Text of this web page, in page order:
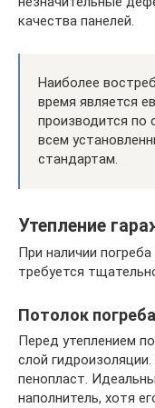
качества панелей.
Наиболее
время является
производится по
всем
стандартам.
Утепление
При наличии
требуется
Потолок погреба
Перед утеплением
слой
пенопласт.
наполнитель, хотя